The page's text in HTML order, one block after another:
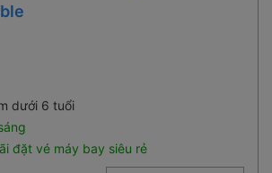
dưới 6 tuổi
đặt vé máy bay siêu rẻ